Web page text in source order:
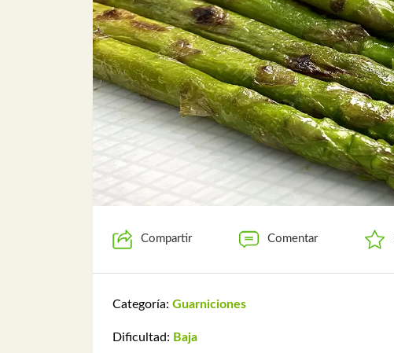
Compartir Comentar
Categoría: Guarniciones
Dificultad: Baja